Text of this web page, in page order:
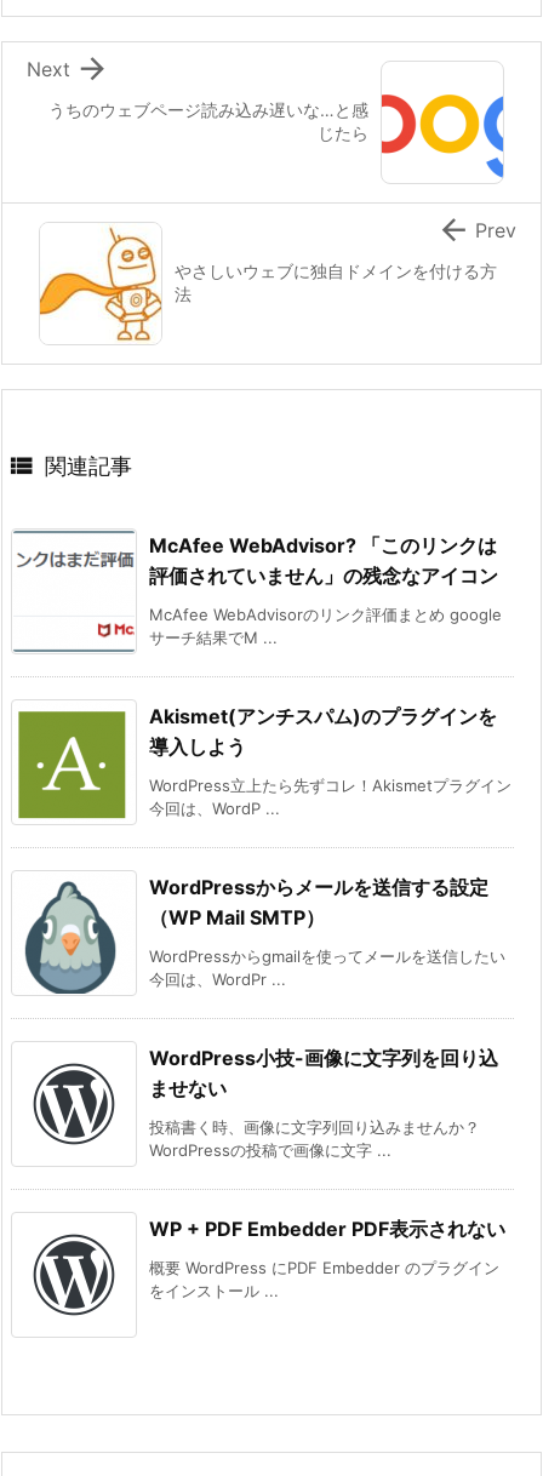
うちのウェブページ読み込み遅いな…と感
じたら

Next
やさしいウェブに独自ドメインを付ける方
法
 Prev
 関連記事
McAfee WebAdvisor? 「このリンクは
評価されていません」の残念なアイコン
McAfee WebAdvisorのリンク評価まとめ google
サーチ結果でM ...
Akismet(アンチスパム)のプラグインを
導入しよう
WordPress立上たら先ずコレ！Akismetプラグイン
今回は、WordP ...
WordPressからメールを送信する設定
（WP Mail SMTP）
WordPressからgmailを使ってメールを送信したい
今回は、WordPr ...
WordPress小技-画像に文字列を回り込
ませない
投稿書く時、画像に文字列回り込みませんか？
WordPressの投稿で画像に文字 ...
WP + PDF Embedder PDF表示されない
概要 WordPress にPDF Embedder のプラグイン
をインストール ...